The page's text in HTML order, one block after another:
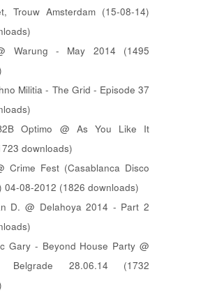
Trouw Amsterdam (15-08-14)
Warung - May 2014 (1495
Militia - The Grid - Episode 37
Optimo @ As You Like It
downloads)
Crime Fest (Casablanca Disco
04-08-2012 (1826 downloads)
D. @ Delahoya 2014 - Part 2
Gary - Beyond House Party @
Belgrade 28.06.14 (1732